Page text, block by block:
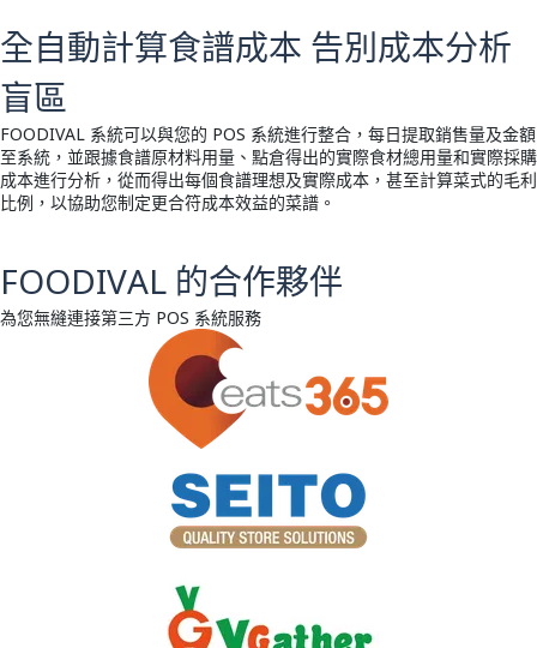
全自動計算食譜成本 告別成本分析
盲區
FOODIVAL 系統可以與您的 POS 系統進行整合，每日提取銷售量及金額
至系統，並跟據食譜原材料用量、點倉得出的實際食材總用量和實際採購
成本進行分析，從而得出每個食譜理想及實際成本，甚至計算菜式的毛利
比例，以協助您制定更合符成本效益的菜譜。
FOODIVAL 的合作夥伴
為您無縫連接第三方 POS 系統服務